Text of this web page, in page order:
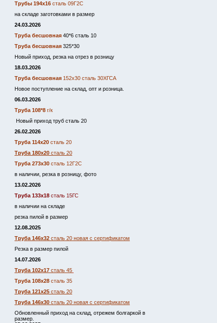
Трубы 194х16 сталь 09Г2С
на складе заготовками в размер
24.03.2026
Труба бесшовная 40*6 сталь 10
Труба бесшовная 325*30
Новый приход, резка на отрез в розницу
18.03.2026
Труба бесшовная 152х30 сталь 30ХГСА
Новое поступление на склад, опт и розница.
06.03.2026
Труба 108*8 г/к
Новый приход труб сталь 20
26.02.2026
Труба 114х20 сталь 20
Труба 180х20 сталь 20
Труба 273х30 сталь 12Г2С
в наличии, резка в розницу, фото
13.02.2026
Труба 133х18 сталь 15ГС
в наличии на складе
резка пилой в размер
12.08.2025
Труба 146х32 сталь 20 новая с сертификатом
Резка в размер пилой
14.07.2026
Труба 102х17 сталь 45
Труба 108х28 сталь 35
Труба 121х25 сталь 20
Труба 146х30 сталь 20 новая с сертификатом
Обновленный приход на склад, отрежем болгаркой в
размер.